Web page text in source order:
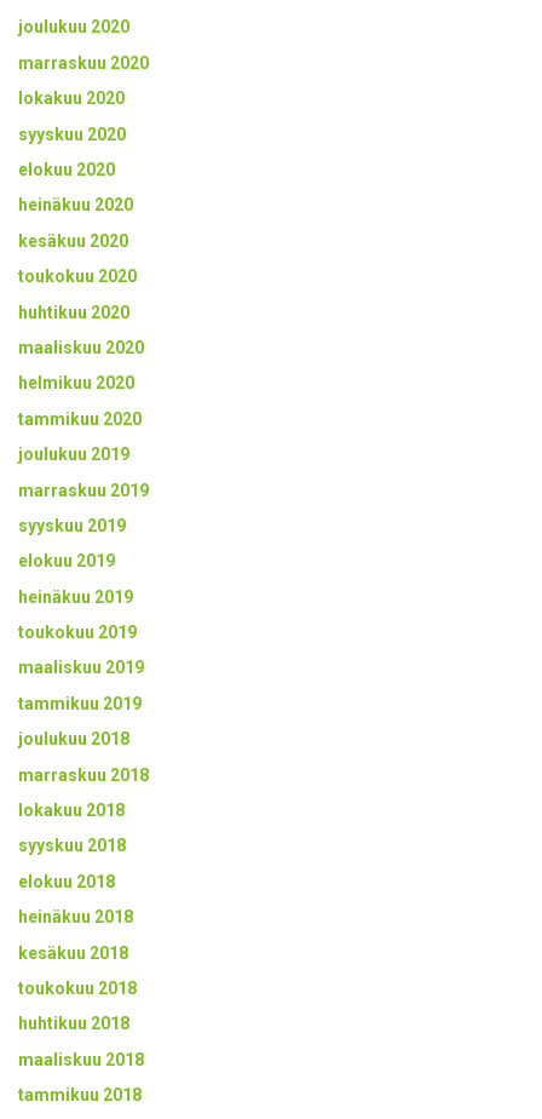
joulukuu 2020
marraskuu 2020
lokakuu 2020
syyskuu 2020
elokuu 2020
heinäkuu 2020
kesäkuu 2020
toukokuu 2020
huhtikuu 2020
maaliskuu 2020
helmikuu 2020
tammikuu 2020
joulukuu 2019
marraskuu 2019
syyskuu 2019
elokuu 2019
heinäkuu 2019
toukokuu 2019
maaliskuu 2019
tammikuu 2019
joulukuu 2018
marraskuu 2018
lokakuu 2018
syyskuu 2018
elokuu 2018
heinäkuu 2018
kesäkuu 2018
toukokuu 2018
huhtikuu 2018
maaliskuu 2018
tammikuu 2018